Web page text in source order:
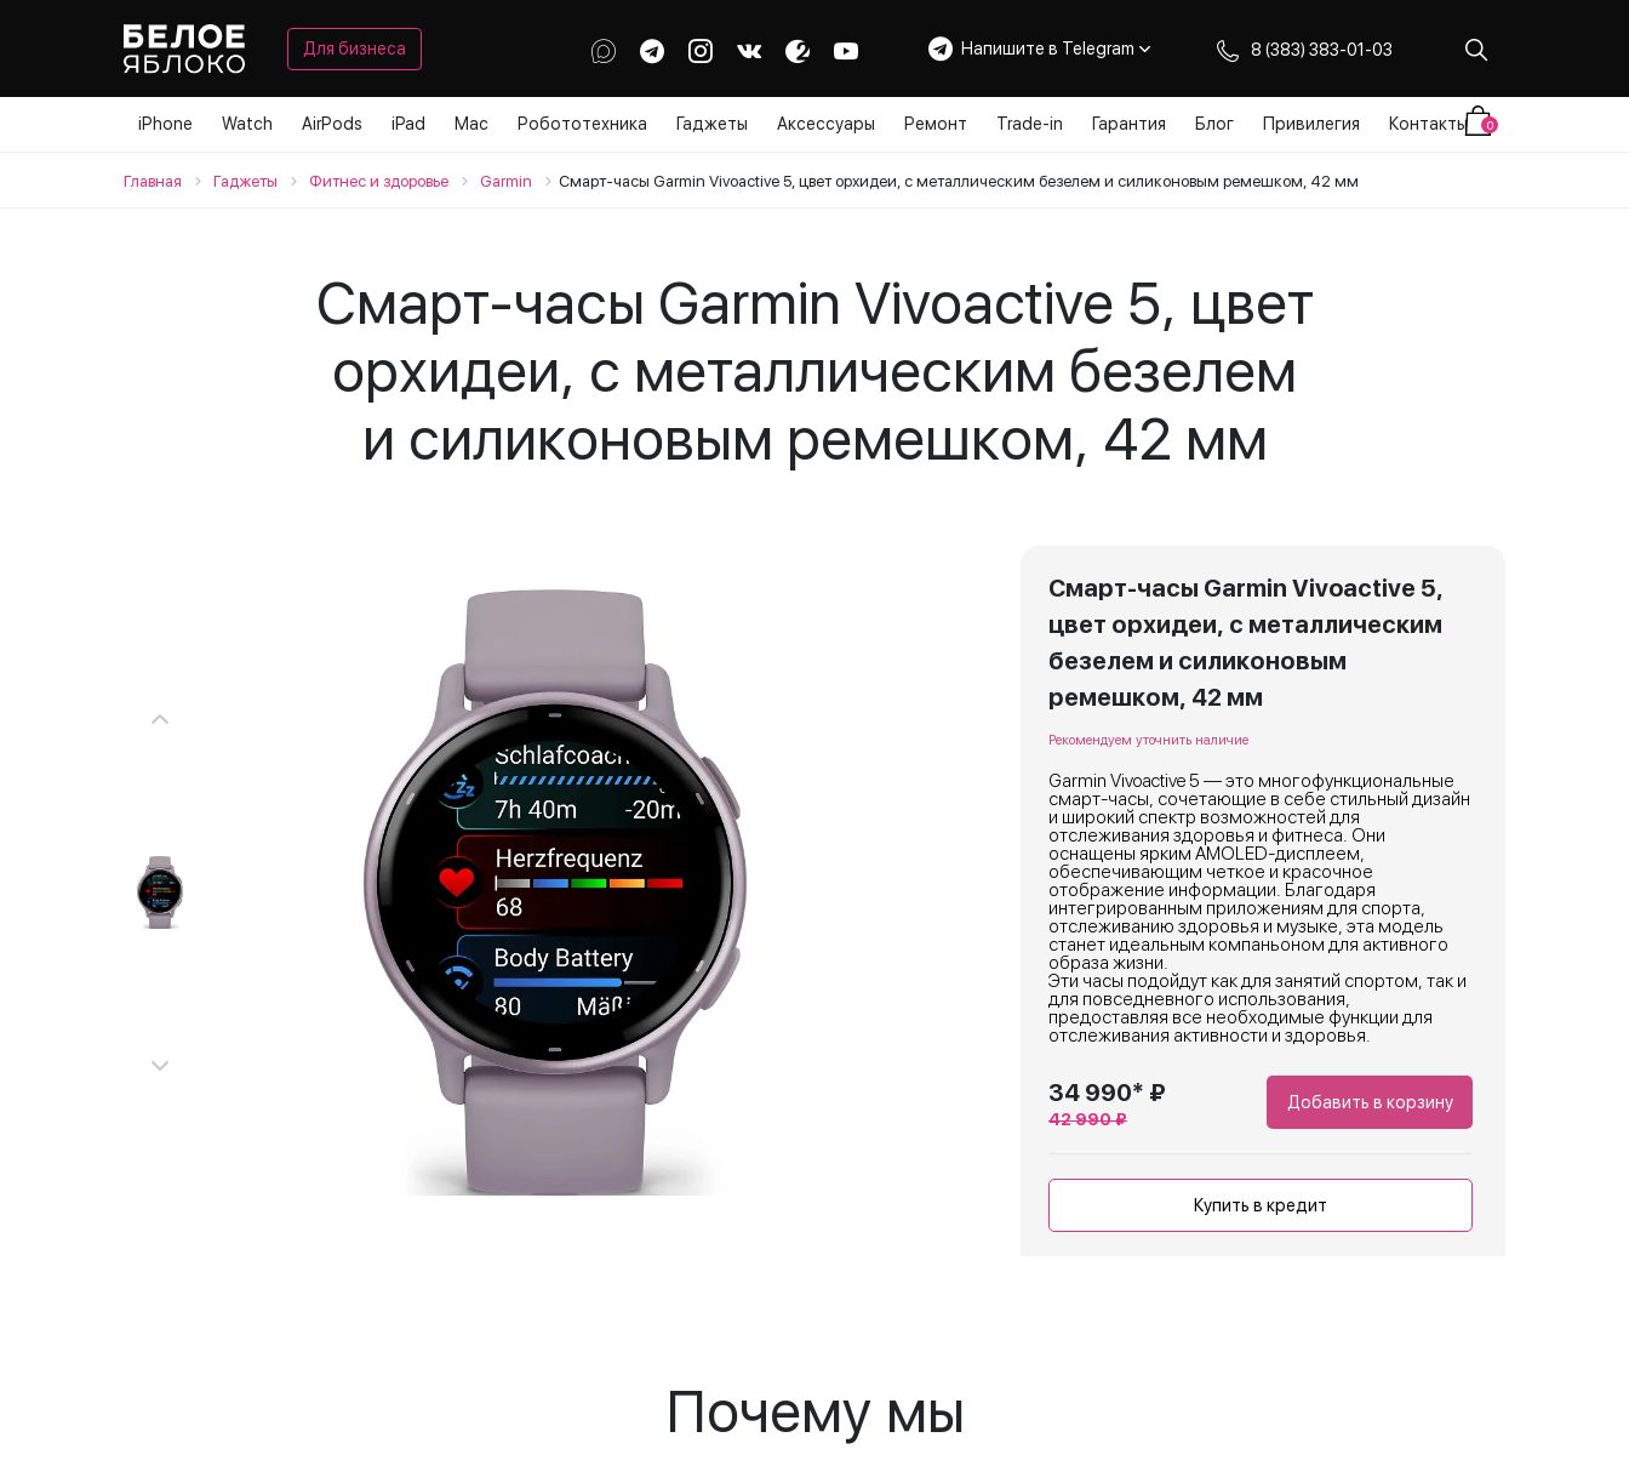
Для бизнеса Напишите в Telegram 8 (383) 383-01-03
iPhone Watch AirPods iPad Mac Робототехника Гаджеты Аксессуары Ремонт Trade-in Гарантия Блог Привилегия Контакты 0
Главная Гаджеты Фитнес и здоровье Garmin Смарт-часы Garmin Vivoactive 5, цвет орхидеи, с металлическим безелем и силиконовым ремешком, 42 мм
Смарт-часы Garmin Vivoactive 5, цвет
орхидеи, с металлическим безелем
и силиконовым ремешком, 42 мм
Смарт-часы Garmin Vivoactive 5,
цвет орхидеи, с металлическим
безелем и силиконовым
ремешком, 42 мм
Рекомендуем уточнить наличие
Garmin Vivoactive 5 — это многофункциональные
смарт-часы, сочетающие в себе стильный дизайн
и широкий спектр возможностей для
отслеживания здоровья и фитнеса. Они
оснащены ярким AMOLED-дисплеем,
обеспечивающим четкое и красочное
отображение информации. Благодаря
интегрированным приложениям для спорта,
отслеживанию здоровья и музыке, эта модель
станет идеальным компаньоном для активного
образа жизни.
Эти часы подойдут как для занятий спортом, так и
для повседневного использования,
предоставляя все необходимые функции для
отслеживания активности и здоровья.
34 990* ₽
42 990 ₽
Добавить в корзину
Купить в кредит
Почему мы